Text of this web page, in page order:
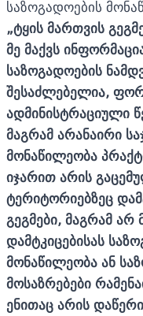
საზოგადოების
„ტყის მართვის
მე მაქვს
საზოგადოების
შესაძლებელია,
ადმინისტრაციული
მაგრამ არანაირი
მონაწილეობა
იჯარით არის
ტერიტორიებზეც
გეგმები, მაგრამ არ
დამტკიცებისას
მონაწილეობა ან
მოსაზრებები
ენითაც არის